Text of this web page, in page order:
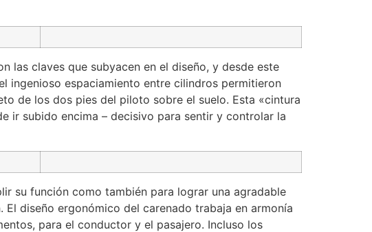
las claves que subyacen en el diseño, y desde este
ingenioso espaciamiento entre cilindros permitieron
de los dos pies del piloto sobre el suelo. Esta «cintura
ir subido encima – decisivo para sentir y controlar la
su función como también para lograr una agradable
diseño ergonómico del carenado trabaja en armonía
para el conductor y el pasajero. Incluso los